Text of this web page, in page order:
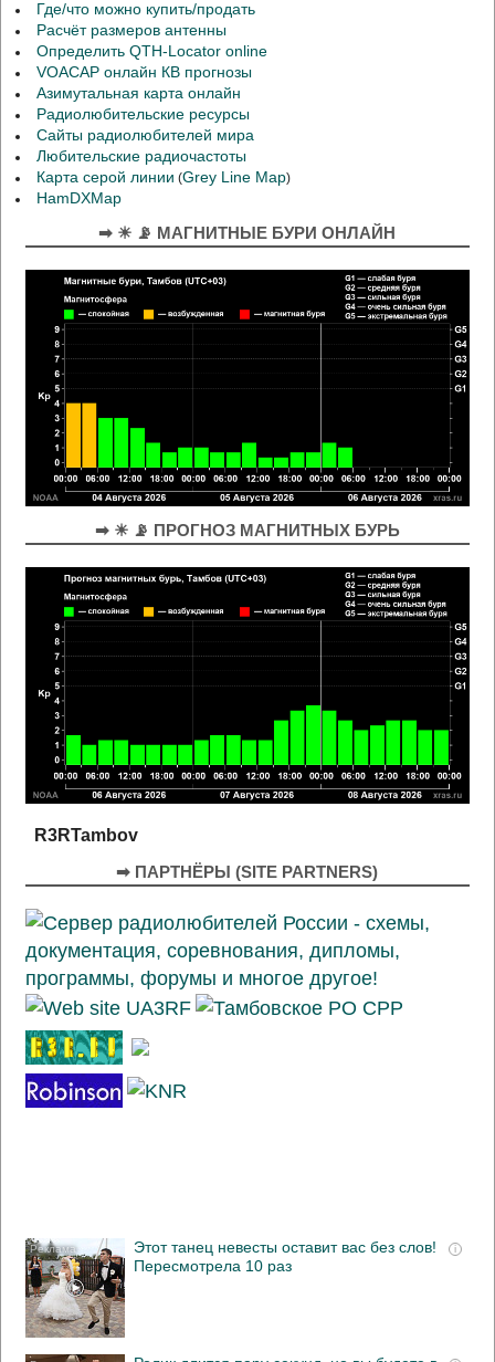
Где/что можно купить/продать
Расчёт размеров антенны
Определить QTH-Locator online
VOACAP онлайн КВ прогнозы
Азимутальная карта онлайн
Радиолюбительские ресурсы
Сайты радиолюбителей мира
Любительские радиочастоты
Карта серой линии (Grey Line Map)
HamDXMap
➡ ☀ 📡 МАГНИТНЫЕ БУРИ ОНЛАЙН
➡ ☀ 📡 ПРОГНОЗ МАГНИТНЫХ БУРЬ
R3RTambov
➡ ПАРТНЁРЫ (SITE PARTNERS)
i
Этот танец невесты оставит вас без слов!
Пересмотрела 10 раз